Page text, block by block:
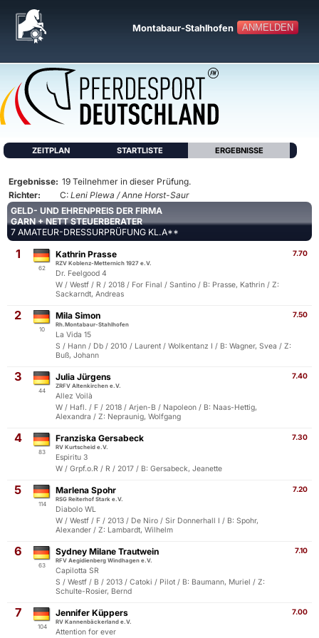
ANMELDEN
Montabaur-Stahlhofen
ZEITPLAN STARTLISTE ERGEBNISSE
Ergebnisse: 19 Teilnehmer in dieser Prüfung.
Richter:
C: Leni Plewa / Anne Horst-Saur
GELD- UND EHRENPREIS DER FIRMA
GARN + NETT STEUERBERATER
7 AMATEUR-DRESSURPRÜFUNG KL.A**
1
62
7.70
Kathrin Prasse
RZV Koblenz-Metternich 1927 e.V.
Dr. Feelgood 4
W / Westf / R / 2018 / For Final / Santino / B: Prasse, Kathrin / Z:
Sackarndt, Andreas
2
10
7.50
Mila Simon
Rh.Montabaur-Stahlhofen
La Vida 15
S / Hann / Db / 2010 / Laurent / Wolkentanz I / B: Wagner, Svea / Z:
Buß, Johann
3
44
7.40
Julia Jürgens
ZRFV Altenkirchen e.V.
Allez Voilà
W / Hafl. / F / 2018 / Arjen-B / Napoleon / B: Naas-Hettig,
Alexandra / Z: Nepraunig, Wolfgang
4
83
7.30
Franziska Gersabeck
RV Kurtscheid e.V.
Espiritu 3
W / Grpf.o.R / R / 2017 / B: Gersabeck, Jeanette
5
114
7.20
Marlena Spohr
RSG Reiterhof Stark e.V.
Diabolo WL
W / Westf / F / 2013 / De Niro / Sir Donnerhall I / B: Spohr,
Alexander / Z: Lambardt, Wilhelm
6
63
7.10
Sydney Milane Trautwein
RFV Aegidienberg Windhagen e.V.
Capilotta SR
S / Westf / B / 2013 / Catoki / Pilot / B: Baumann, Muriel / Z:
Schulte-Rosier, Bernd
7
104
7.00
Jennifer Küppers
RV Kannenbäckerland e.V.
Attention for ever